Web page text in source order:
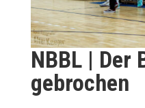
NBBL | Der
gebrochen